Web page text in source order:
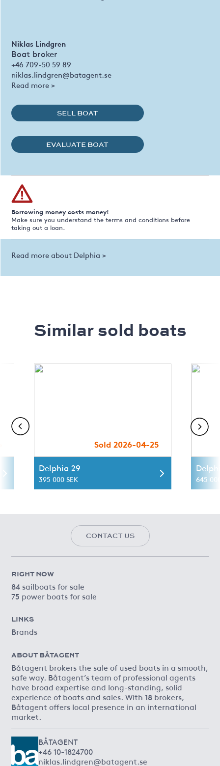
Niklas Lindgren
Boat broker
+46 709-50 59 89
niklas.lindgren@batagent.se
Read more >
SELL BOAT
EVALUATE BOAT
Borrowing money costs money!
Make sure you understand the terms and conditions before
taking out a loan.
Read more about Delphia >
Similar sold boats
Sold 2026-04-25
Delphia 29
395 000 SEK 645
CONTACT US
RIGHT NOW
84 sailboats for sale
75 power boats for sale
LINKS
Brands
ABOUT BÅTAGENT
Båtagent brokers the sale of used boats in a smooth,
safe way. Båtagent’s team of professional agents
have broad expertise and long-standing, solid
experience of boats and sales. With 18 brokers,
Båtagent offers local presence in an international
market.
BÅTAGENT
+46 10-1824700
niklas.lindgren@batagent.se